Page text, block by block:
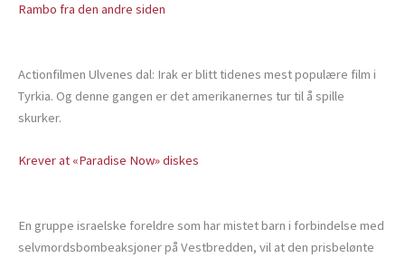
Rambo fra den andre siden
Actionfilmen Ulvenes dal: Irak er blitt tidenes mest populære film i
Tyrkia. Og denne gangen er det amerikanernes tur til å spille
skurker.
Krever at «Paradise Now» diskes
En gruppe israelske foreldre som har mistet barn i forbindelse med
selvmordsbombeaksjoner på Vestbredden, vil at den prisbelønte